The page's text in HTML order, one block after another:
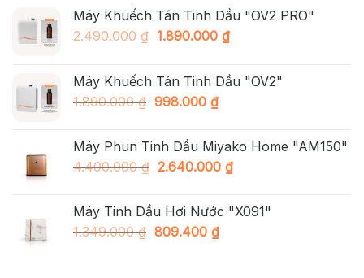
Máy Khuếch Tán Tinh Dầu "OV2 PRO"
2.490.000₫ Giá
2.490.000 ₫.
1.890.000 ₫Giá
là:
Máy Khuếch Tán Tinh Dầu "OV2"
1.890.000₫ Giá
1.890.000 ₫.
998.000 ₫Giá
là:
998.000 ₫.
Máy Phun Tinh Dầu Miyako Home "AM150"
4.400.000₫ Giá
4.400.000 ₫.
2.640.000 ₫Giá
là:
Máy Tinh Dầu Hơi Nước "X091"
1.349.000₫ Giá
809.400 ₫Giá